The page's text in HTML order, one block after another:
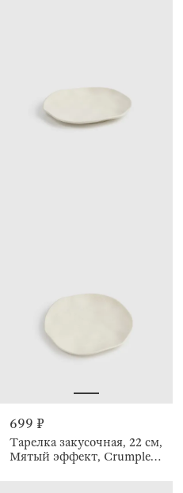
699 ₽
Тарелка закусочная, 22 см,
Мятый эффект, Crumple